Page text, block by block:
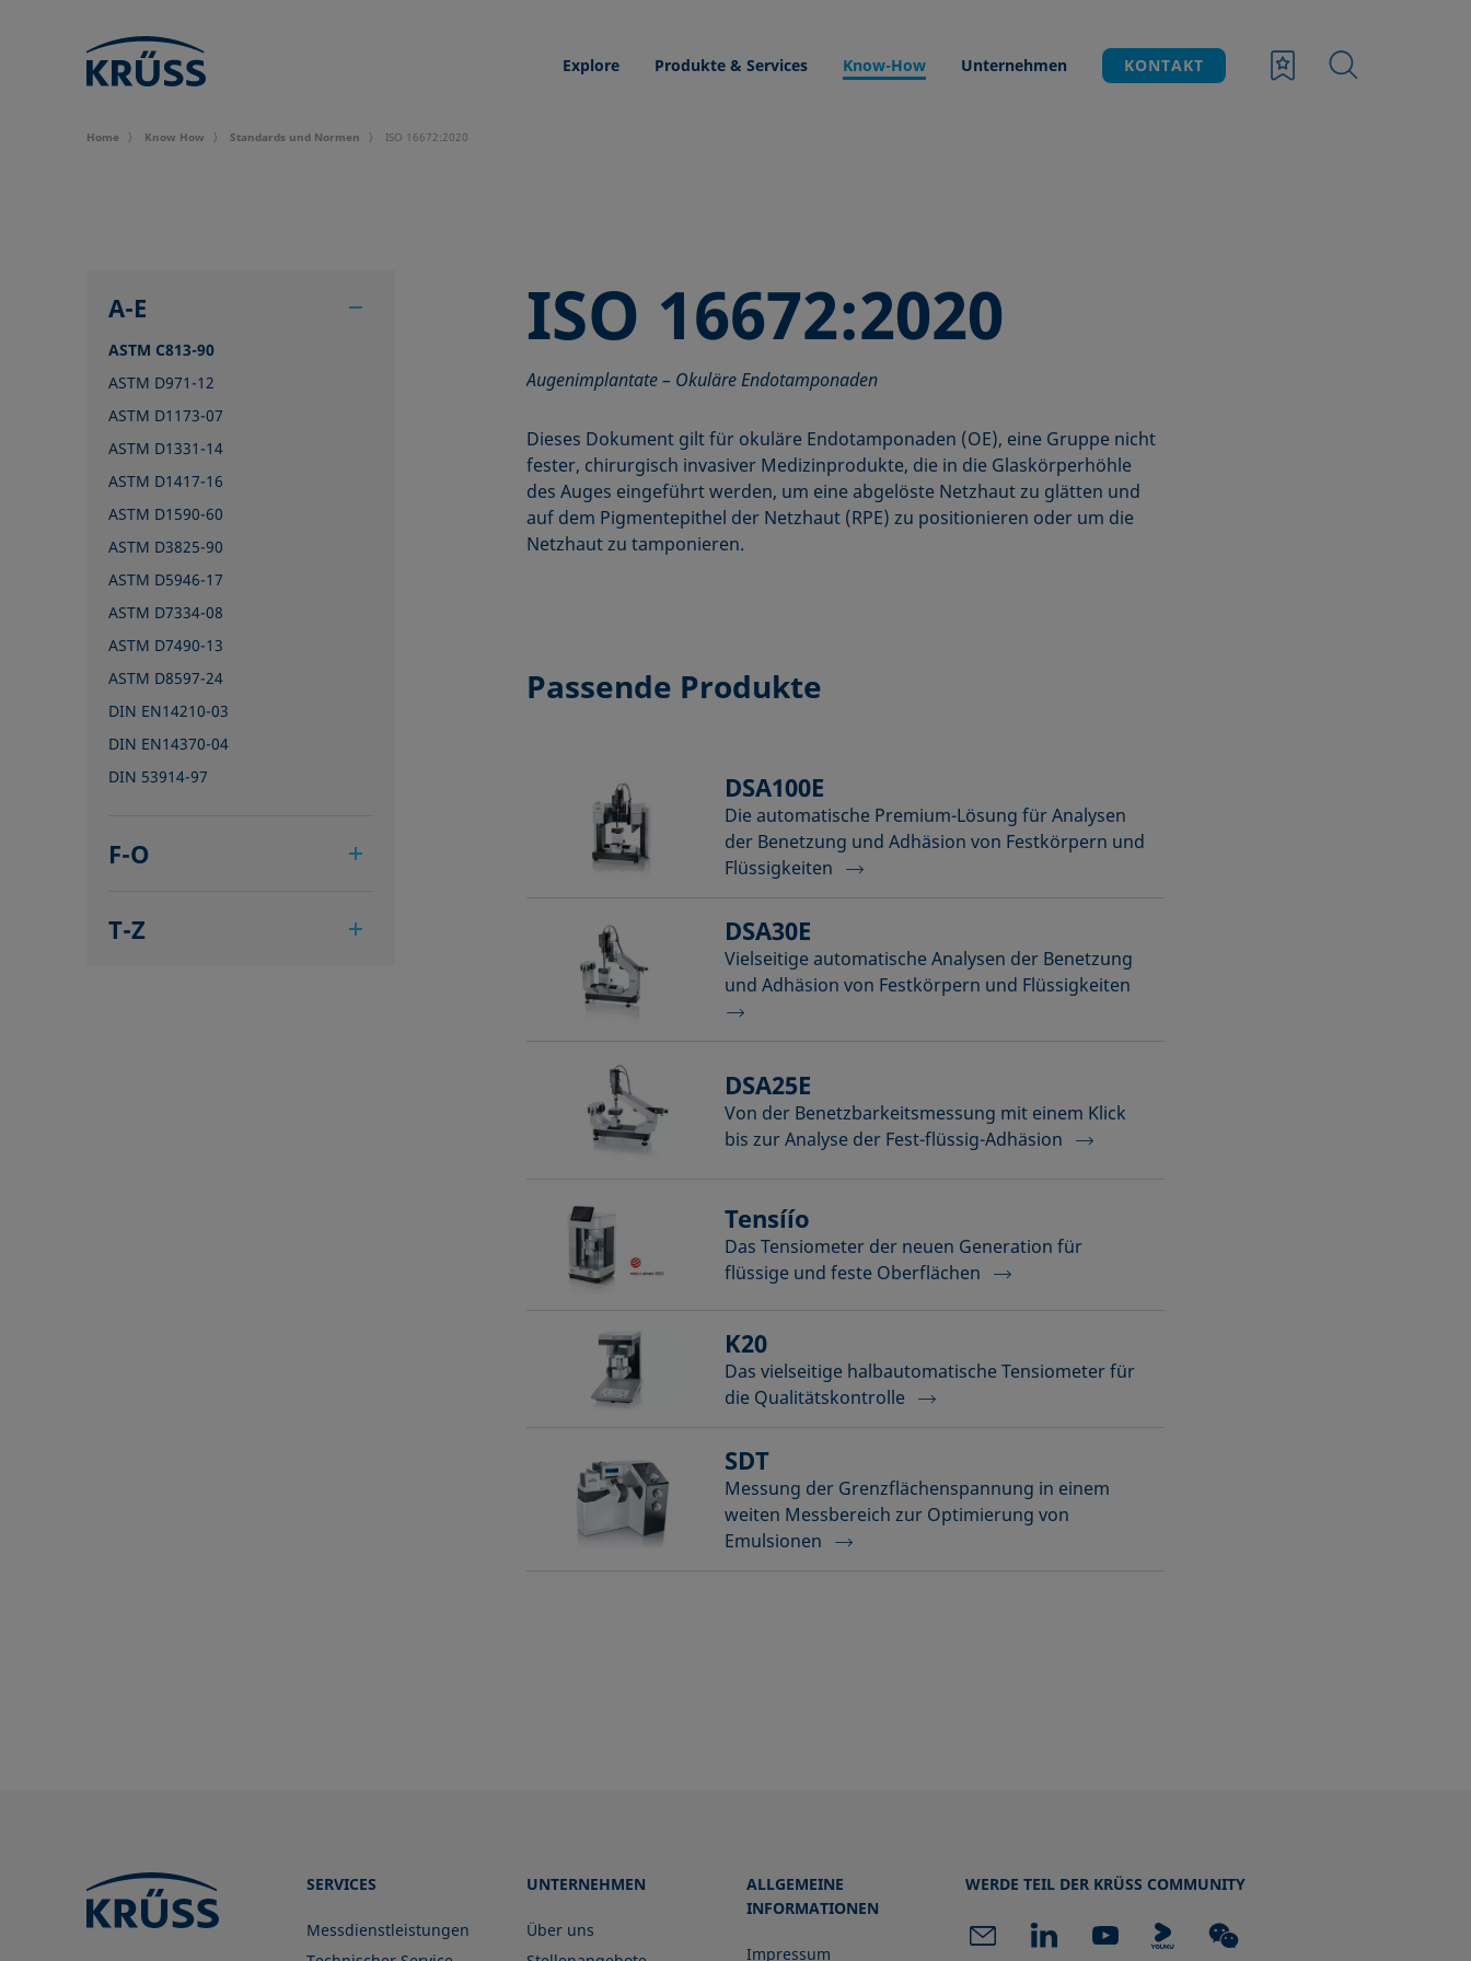
Explore Produkte & Services Know-How Unternehmen KONTAKT
Home Know How Standards und Normen ISO 16672:2020
A-E
ASTM C813-90
ASTM D971-12
ASTM D1173-07
ASTM D1331-14
ASTM D1417-16
ASTM D1590-60
ASTM D3825-90
ASTM D5946-17
ASTM D7334-08
ASTM D7490-13
ASTM D8597-24
DIN EN14210-03
DIN EN14370-04
DIN 53914-97
F-O
IEC TR 62039:2021
T-Z
ISO 16672:2020
Augenimplantate – Okuläre Endotamponaden
Dieses Dokument gilt für okuläre Endotamponaden (OE), eine Gruppe nicht
fester, chirurgisch invasiver Medizinprodukte, die in die Glaskörperhöhle
des Auges eingeführt werden, um eine abgelöste Netzhaut zu glätten und
auf dem Pigmentepithel der Netzhaut (RPE) zu positionieren oder um die
Netzhaut zu tamponieren.
Passende Produkte
DSA100E
Die automatische Premium-Lösung für Analysen
der Benetzung und Adhäsion von Festkörpern und
Flüssigkeiten
DSA30E
Vielseitige automatische Analysen der Benetzung
und Adhäsion von Festkörpern und Flüssigkeiten
DSA25E
Von der Benetzbarkeitsmessung mit einem Klick
bis zur Analyse der Fest-flüssig-Adhäsion
Tensíío
Das Tensiometer der neuen Generation für
flüssige und feste Oberflächen
K20
Das vielseitige halbautomatische Tensiometer für
die Qualitätskontrolle
SDT
Messung der Grenzflächenspannung in einem
weiten Messbereich zur Optimierung von
Emulsionen
SERVICES
Messdienstleistungen
UNTERNEHMEN
Über uns
ALLGEMEINE
INFORMATIONEN
Impressum
WERDE TEIL DER KRÜSS COMMUNITY